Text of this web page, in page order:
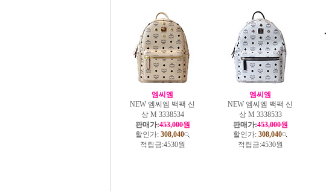
엠씨엠
NEW 엠씨엠 백팩 신
상 M 3338534
판매가:453,000원
할인가: 308,040
적립금:4530원
엠씨엠
NEW 엠씨엠 백팩 신
상 M 3338533
판매가:453,000원
할인가: 308,040
적립금:4530원